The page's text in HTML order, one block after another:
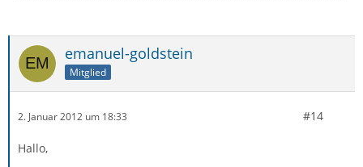
emanuel-goldstein
Mitglied
2. Januar 2012 um 18:33 #14
Hallo,